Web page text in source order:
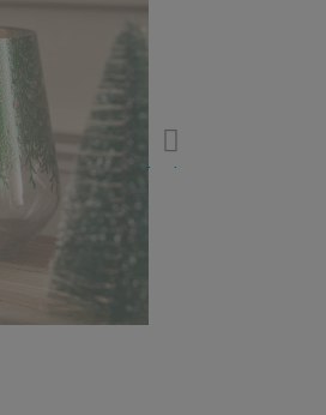
Next